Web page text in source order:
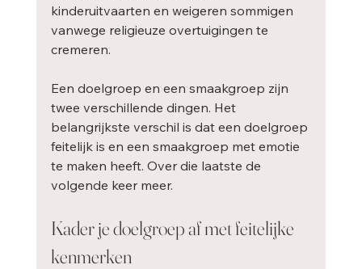
kinderuitvaarten en weigeren sommigen
vanwege religieuze overtuigingen te
cremeren.
Een doelgroep en een smaakgroep zijn
twee verschillende dingen. Het
belangrijkste verschil is dat een doelgroep
feitelijk is en een smaakgroep met emotie
te maken heeft. Over die laatste de
volgende keer meer.
Kader je doelgroep af met feitelijke
kenmerken